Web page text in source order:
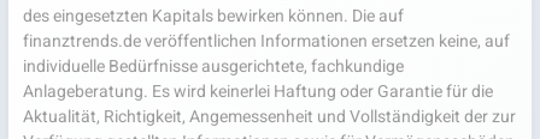
des eingesetzten Kapitals bewirken können. Die auf
finanztrends.de veröffentlichen Informationen ersetzen keine, auf
individuelle Bedürfnisse ausgerichtete, fachkundige
Anlageberatung. Es wird keinerlei Haftung oder Garantie für die
Aktualität, Richtigkeit, Angemessenheit und Vollständigkeit der zur